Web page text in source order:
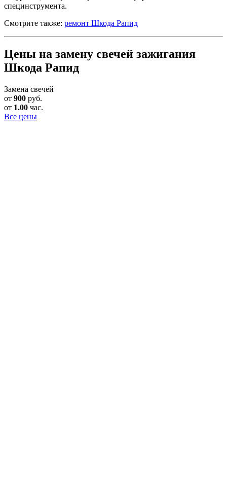
специнструмента.
Смотрите также: ремонт Шкода Рапид
Цены на замену свечей зажигания
Шкода Рапид
Замена свечей
от 900 руб.
от 1.00 час.
Все цены